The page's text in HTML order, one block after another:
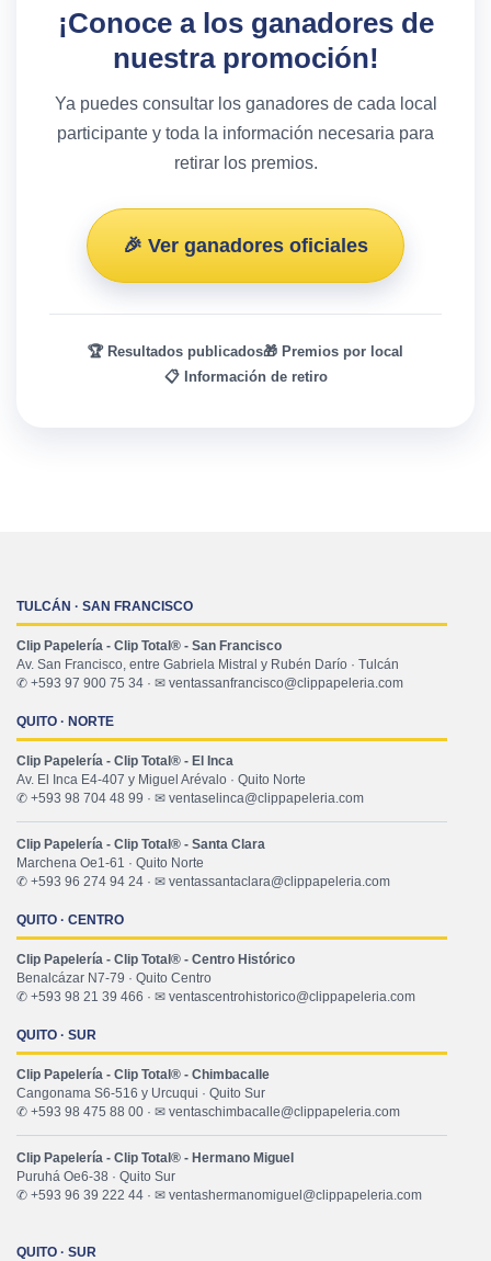
¡Conoce a los ganadores de
nuestra promoción!
Ya puedes consultar los ganadores de cada local
participante y toda la información necesaria para
retirar los premios.
🎉 Ver ganadores oficiales
🏆 Resultados publicados🎁 Premios por local
📋 Información de retiro
TULCÁN · SAN FRANCISCO
Clip Papelería - Clip Total® - San Francisco
Av. San Francisco, entre Gabriela Mistral y Rubén Darío · Tulcán
✆ +593 97 900 75 34 · ✉ ventassanfrancisco@clippapeleria.com
QUITO · NORTE
Clip Papelería - Clip Total® - El Inca
Av. El Inca E4-407 y Miguel Arévalo · Quito Norte
✆ +593 98 704 48 99 · ✉ ventaselinca@clippapeleria.com
Clip Papelería - Clip Total® - Santa Clara
Marchena Oe1-61 · Quito Norte
✆ +593 96 274 94 24 · ✉ ventassantaclara@clippapeleria.com
QUITO · CENTRO
Clip Papelería - Clip Total® - Centro Histórico
Benalcázar N7-79 · Quito Centro
✆ +593 98 21 39 466 · ✉ ventascentrohistorico@clippapeleria.com
QUITO · SUR
Clip Papelería - Clip Total® - Chimbacalle
Cangonama S6-516 y Urcuqui · Quito Sur
✆ +593 98 475 88 00 · ✉ ventaschimbacalle@clippapeleria.com
Clip Papelería - Clip Total® - Hermano Miguel
Puruhá Oe6-38 · Quito Sur
✆ +593 96 39 222 44 · ✉ ventashermanomiguel@clippapeleria.com
QUITO · SUR